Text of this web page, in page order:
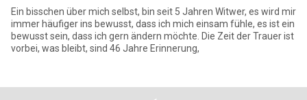
Ein bisschen über mich selbst, bin seit 5 Jahren Witwer, es wird mir
immer häufiger ins bewusst, dass ich mich einsam fühle, es ist ein
bewusst sein, dass ich gern ändern möchte. Die Zeit der Trauer ist
vorbei, was bleibt, sind 46 Jahre Erinnerung,